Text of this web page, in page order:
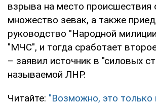
взрыва на место происшествия
множество зевак, а также
руководство "Народной
"МЧС", и тогда сработает
– заявил источник в "силовых
называемой ЛНР.
Читайте: "Возможно, это только